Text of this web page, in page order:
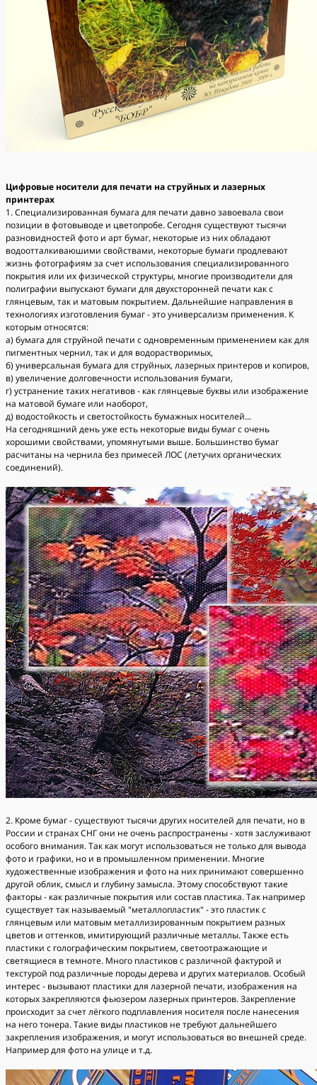
Цифровые носители для печати на струйных и лазерных
принтерах
1. Специализированная бумага для печати давно завоевала свои
позиции в фотовыводе и цветопробе. Сегодня существуют тысячи
разновидностей фото и арт бумаг, некоторые из них обладают
водоотталкиваюшими свойствами, некоторые бумаги продлевают
жизнь фотографиям за счет использования специализированного
покрытия или их физической структуры, многие производители для
полиграфии выпускают бумаги для двухсторонней печати как с
глянцевым, так и матовым покрытием. Дальнейшие направления в
технологиях изготовления бумаг - это универсализм применения. К
которым относятся:
а) бумага для струйной печати с одновременным применением как для
пигментных чернил, так и для водорастворимых,
б) универсальная бумага для струйных, лазерных принтеров и копиров,
в) увеличение долговечности использования бумаги,
г) устранение таких негативов - как глянцевые буквы или изображение
на матовой бумаге или наоборот,
д) водостойкость и светостойкость бумажных носителей...
На сегодняшний день уже есть некоторые виды бумаг с очень
хорошими свойствами, упомянутыми выше. Большинство бумаг
расчитаны на чернила без примесей ЛОС (летучих органических
соединений).
2. Кроме бумаг - существуют тысячи других носителей для печати, но в
России и странах СНГ они не очень распространены - хотя заслуживают
особого внимания. Так как могут использоваться не только для вывода
фото и графики, но и в промышленном применении. Многие
художественные изображения и фото на них принимают совершенно
другой облик, смысл и глубину замысла. Этому способствуют такие
факторы - как различные покрытия или состав пластика. Так например
существует так называемый "металлопластик" - это пластик с
глянцевым или матовым металлизированным покрытием разных
цветов и оттенков, имитирующий различные металлы. Также есть
пластики с голографическим покрытием, светоотражающие и
светящиеся в темноте. Много пластиков с различной фактурой и
текстурой под различные породы дерева и других материалов. Особый
интерес - вызывают пластики для лазерной печати, изображения на
которых закрепляются фьюзером лазерных принтеров. Закрепление
происходит за счет лёгкого подплавления носителя после нанесения
на него тонера. Такие виды пластиков не требуют дальнейшего
закрепления изображения, и могут использоваться во внешней среде.
Например для фото на улице и т.д.